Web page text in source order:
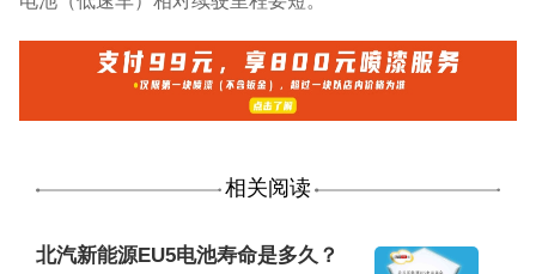
相关阅读
北汽新能源EU5电池寿命是多久？